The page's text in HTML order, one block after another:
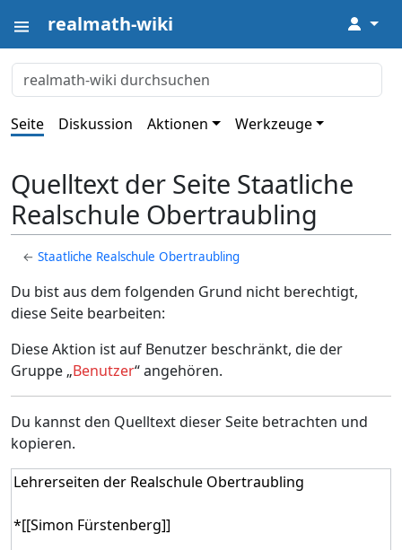
realmath-wiki ↓
Seite Diskussion Aktionen Werkzeuge
Quelltext der Seite Staatliche
Realschule Obertraubling
←Staatliche Realschule Obertraubling
Du bist aus dem folgenden Grund nicht berechtigt,
diese Seite bearbeiten:
Diese Aktion ist auf Benutzer beschränkt, die der
Gruppe „Benutzer“ angehören.
Du kannst den Quelltext dieser Seite betrachten und
kopieren.